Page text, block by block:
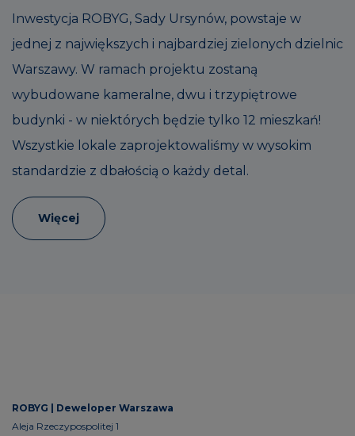
Inwestycja ROBYG, Sady Ursynów, powstaje w
jednej z największych i najbardziej zielonych dzielnic
Warszawy. W ramach projektu zostaną
wybudowane kameralne, dwu i trzypiętrowe
budynki - w niektórych będzie tylko 12 mieszkań!
Wszystkie lokale zaprojektowaliśmy w wysokim
standardzie z dbałością o każdy detal.
Więcej
ROBYG | Deweloper Warszawa
Aleja Rzeczypospolitej 1